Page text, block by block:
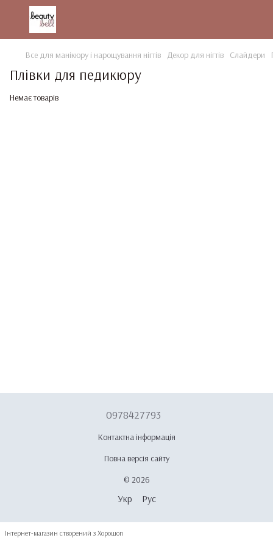
Все для манікюру і нарощування нігтів Декор для нігтів Слайдери
Плівки для педикюру
Немає товарів
0978427793
Контактна інформація
Повна версія сайту
© 2026
Укр Рус
Інтернет-магазин створений з Хорошоп